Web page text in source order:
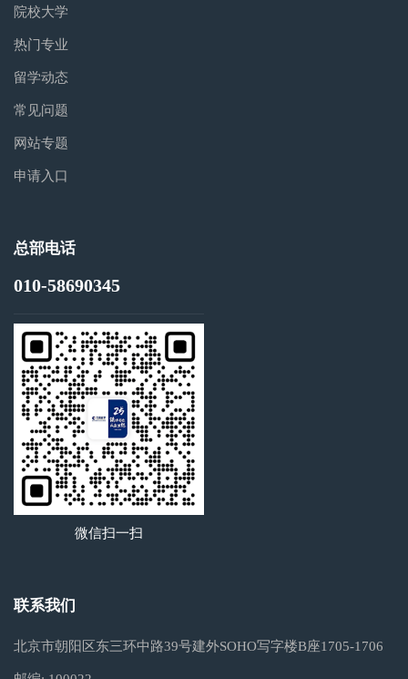
院校大学
热门专业
留学动态
常见问题
网站专题
申请入口
总部电话
010-58690345
微信扫一扫
联系我们
北京市朝阳区东三环中路39号建外SOHO写字楼B座1705-1706